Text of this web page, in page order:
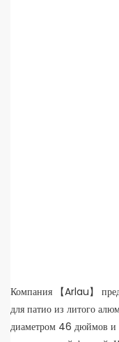
Компания 【Arlau】
для патио из литого
диаметром 46 дюймов и